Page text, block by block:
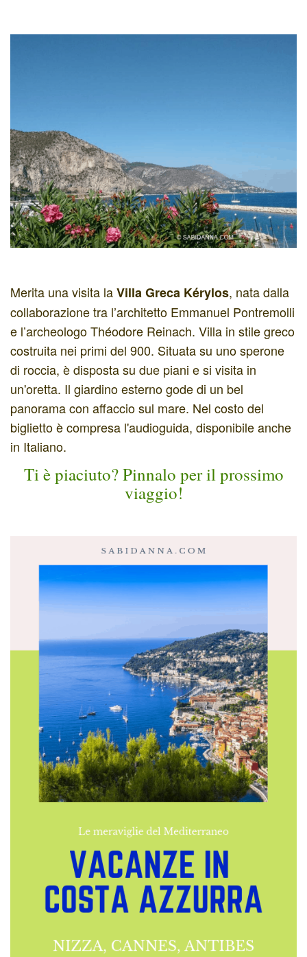
Merita una visita laVilla Greca Kérylos, nata dalla
collaborazione tra l’architetto Emmanuel Pontremolli
e l’archeologo Théodore Reinach. Villa in stile greco
costruita nei primi del 900. Situata su uno sperone
di roccia, è disposta su due piani e si visita in
un'oretta. Il giardino esterno gode di un bel
panorama con affaccio sul mare. Nel costo del
biglietto è compresa l'audioguida, disponibile anche
in Italiano.
Ti è piaciuto? Pinnalo per il prossimo
viaggio!